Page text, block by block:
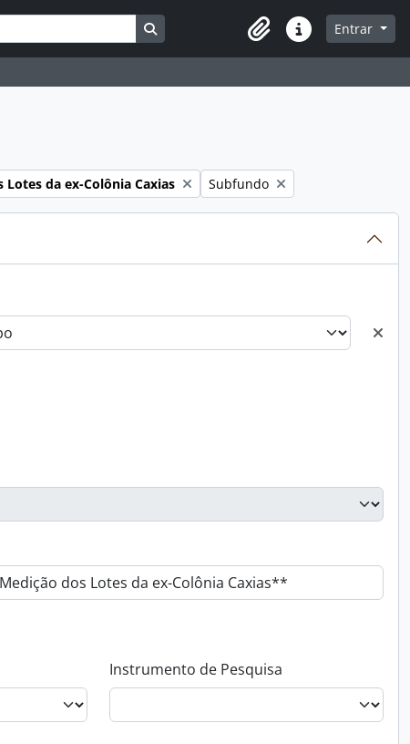
Busque na página de navegação
Atalhos Entrar
da ex-Colônia Caxias Remover filtro:
Subfundo
Instrumento de Pesquisa